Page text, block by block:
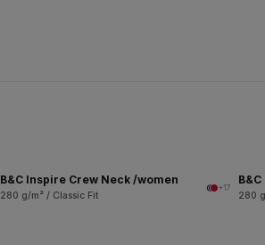
B&C Inspire Crew Neck /women
280 g/m² / Classic Fit
+17
280